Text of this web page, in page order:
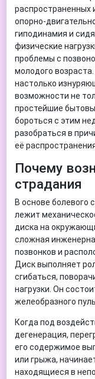
распространенных
опорно-
гиподинамия и
физические
проблемы с
молодого
настолько
возможности не
простейшие
бороться с этим
разобраться в
её
Почему
страдания
В основе болевого
лежит
диска на
сложная
позвонков и
Диск выполняет
сгибаться,
нагрузки. Он
желеобразного
Когда под
дегенерация,
его содержимое
или грыжа,
находящиеся в